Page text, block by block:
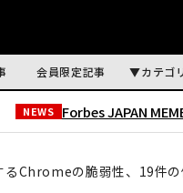
会員限定記事 カテゴ
NEWS Forbes JAPAN
るChromeの脆弱性、19件